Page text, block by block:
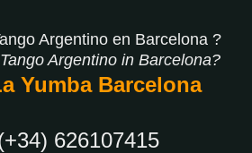
Argentino en Barcelona ?
Argentino in Barcelona?
Yumba Barcelona
626107415